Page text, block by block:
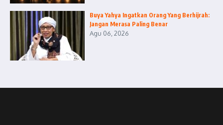
Buya Yahya Ingatkan Orang Yang Berhijrah:
Jangan Merasa Paling Benar
Agu 06, 2026